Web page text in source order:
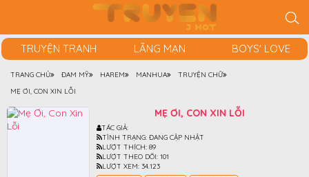
TRUYỆN TRANH LÃNG MẠN BOYS' LOVE
TRANG CHỦ ĐAM MỸ HAREM MANHUA
TRUYỆN CHỮ
MẸ ƠI, CON XIN LỖI
MẸ ƠI, CON XIN LỖI
TÁC GIẢ:
TÌNH TRẠNG: ĐANG CẬP NHẬT
LƯỢT THÍCH: 89
LƯỢT THEO DÕI: 101
LƯỢT XEM: 34.123